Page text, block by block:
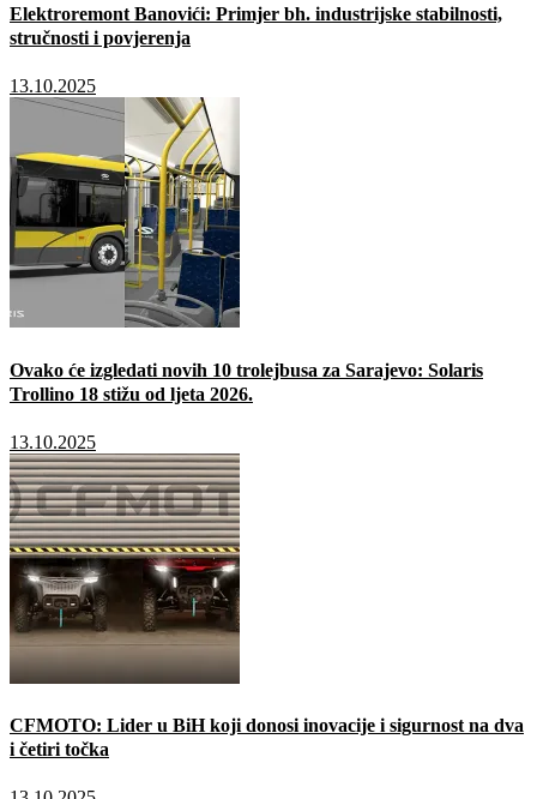
Elektroremont Banovići: Primjer bh. industrijske stabilnosti,
stručnosti i povjerenja
13.10.2025
Ovako će izgledati novih 10 trolejbusa za Sarajevo: Solaris
Trollino 18 stižu od ljeta 2026.
13.10.2025
CFMOTO: Lider u BiH koji donosi inovacije i sigurnost na dva
i četiri točka